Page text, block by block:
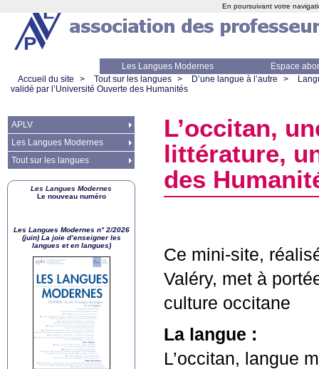
Les Langues Modernes
Espace
Accueil du site
> Tout sur les langues > D’une langue à l’autre >
validé par l’Université Ouverte des Humanités
L’occitan,
littérature,
des
Ce mini-site,
Valéry, met à
culture occitane
La langue :
L’occitan, langue
APLV
Les Langues Modernes
Tout sur les langues
Les Langues Modernes
Le nouveau numéro
Les Langues Modernes n° 2/2026
(juin) La joie d’enseigner les
langues et en langues)
En poursuivant votre